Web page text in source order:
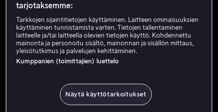
tarjotaksemme:
Tarkkojen sijaintitietojen käyttäminen. Laitteen ominaisuuksien
käyttäminen tunnistamista varten. Tietojen tallentaminen
laitteelle ja/tai laitteella olevien tietojen käyttö. Kohdennettu
mainonta ja personoitu sisältö, mainonnan ja sisällön mittaus,
yleisötutkimus ja palvelujen kehittäminen.
Kumppanien (toimittajien) luettelo
Näytä käyttötarkoitukset